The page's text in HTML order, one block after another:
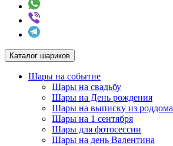
Каталог шариков
Шары на событие
Шары на свадьбу
Шары на День рождения
Шары на выписку из роддома
Шары на 1 сентября
Шары для фотосессии
Шары на день Валентина